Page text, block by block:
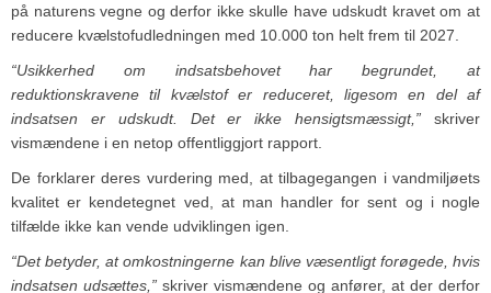
på naturens vegne og derfor ikke skulle have udskudt kravet om at
reducere kvælstofudledningen med 10.000 ton helt frem til 2027.
“Usikkerhed om indsatsbehovet har begrundet, at
reduktionskravene til kvælstof er reduceret, ligesom en del af
indsatsen er udskudt. Det er ikke hensigtsmæssigt,” skriver
vismændene i en netop offentliggjort rapport.
De forklarer deres vurdering med, at tilbagegangen i vandmiljøets
kvalitet er kendetegnet ved, at man handler for sent og i nogle
tilfælde ikke kan vende udviklingen igen.
“Det betyder, at omkostningerne kan blive væsentligt forøgede, hvis
indsatsen udsættes,” skriver vismændene og anfører, at der derfor